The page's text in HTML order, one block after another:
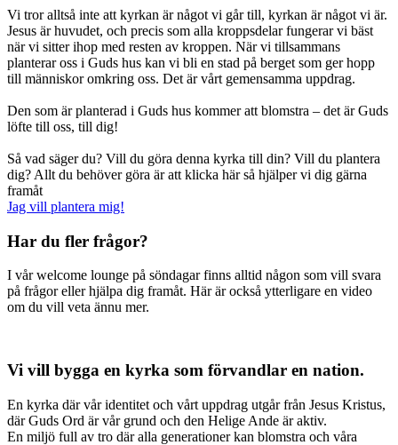
Vi tror alltså inte att kyrkan är något vi går till, kyrkan är något vi är.
Jesus är huvudet, och precis som alla kroppsdelar fungerar vi bäst
när vi sitter ihop med resten av kroppen. När vi tillsammans
planterar oss i Guds hus kan vi bli en stad på berget som ger hopp
till människor omkring oss. Det är vårt gemensamma uppdrag.
Den som är planterad i Guds hus kommer att blomstra – det är Guds
löfte till oss, till dig!
Så vad säger du? Vill du göra denna kyrka till din? Vill du plantera
dig? Allt du behöver göra är att klicka här så hjälper vi dig gärna
framåt
Jag vill plantera mig!
Har du fler frågor?
I vår welcome lounge på söndagar finns alltid någon som vill svara
på frågor eller hjälpa dig framåt. Här är också ytterligare en video
om du vill veta ännu mer.
Vi vill bygga en kyrka som förvandlar en nation.
En kyrka där vår identitet och vårt uppdrag utgår från Jesus Kristus,
där Guds Ord är vår grund och den Helige Ande är aktiv.
En miljö full av tro där alla generationer kan blomstra och våra